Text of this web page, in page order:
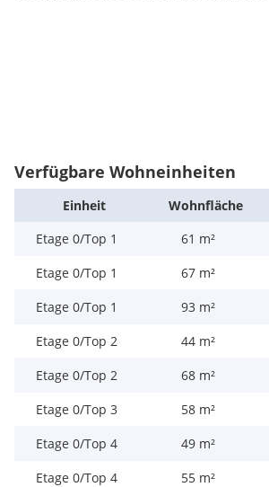
Verfügbare Wohneinheiten
Einheit Wohn­fläche
Etage 0/Top 1
61 m²
Etage 0/Top 1
67 m²
Etage 0/Top 1
93 m²
Etage 0/Top 2
44 m²
Etage 0/Top 2
68 m²
Etage 0/Top 3
58 m²
Etage 0/Top 4
49 m²
Etage 0/Top 4
55 m²